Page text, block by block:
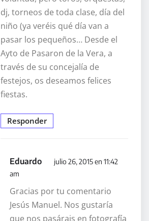
dj, torneos de toda clase, día del
niño (ya veréis qué día van a
pasar los pequeños… Desde el
Ayto de Pasaron de la Vera, a
través de su concejalía de
festejos, os deseamos felices
fiestas.
Responder
Eduardo
julio 26, 2015 en 11:42
am
Gracias por tu comentario
Jesús Manuel. Nos gustaría
que nos pasárais en fotografía